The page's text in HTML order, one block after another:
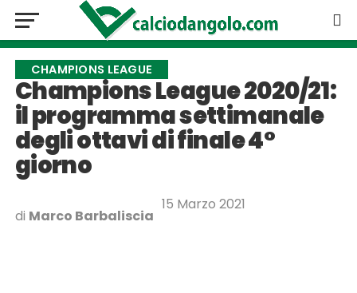
CHAMPIONS LEAGUE
Champions League 2020/21:
il programma settimanale
degli ottavi di finale 4°
giorno
di Marco Barbaliscia
15 Marzo 2021